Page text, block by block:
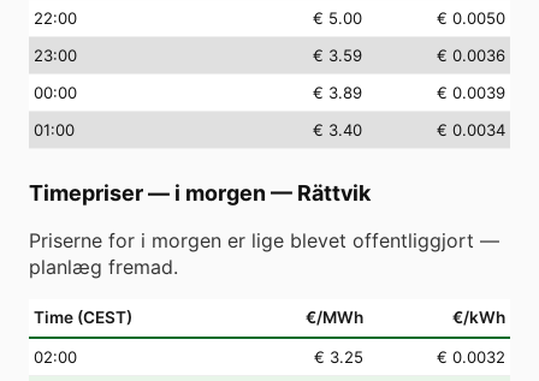
22:00 € 5.00
€ 0.0050
23:00 € 3.59
€ 0.0036
00:00 € 3.89
€ 0.0039
01:00 € 3.40 € 0.0034
Timepriser — i morgen — Rättvik
Priserne for i morgen er lige blevet offentliggjort —
planlæg fremad.
Time (CEST) €/MWh €/kWh
02:00 € 3.25
€ 0.0032